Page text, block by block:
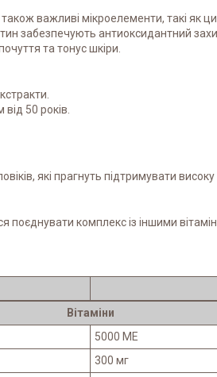
важливі мікроелементи, такі як
забезпечують антиоксидантний
та тонус шкіри.
від 50 років.
які прагнуть підтримувати
поєднувати комплекс із іншими
Вітаміни
5000 МЕ
300 мг